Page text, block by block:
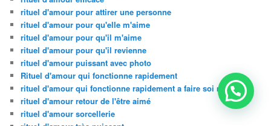
rituel d'amour pour attirer une personne
rituel d'amour pour qu'elle m'aime
rituel d'amour pour qu'il m'aime
rituel d'amour pour qu'il revienne
rituel d'amour puissant avec photo
Rituel d'amour qui fonctionne rapidement
rituel d'amour qui fonctionne rapidement a faire soi meme
rituel d'amour retour de l'être aimé
rituel d'amour sorcellerie